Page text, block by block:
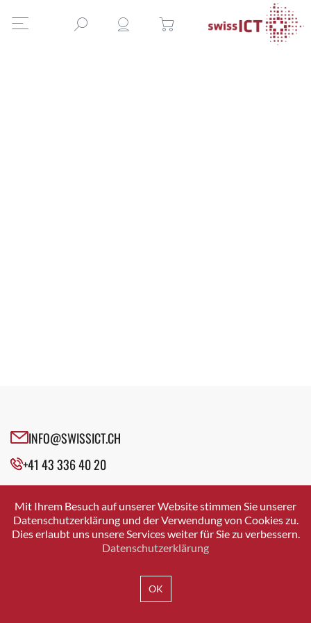
INFO@SWISSICT.CH
+41 43 336 40 20
SWISSICT
VULKANSTRASSE 120
8048 ZURICH
Mit Ihrem Besuch auf unserer Website stimmen Sie unserer
Datenschutzerklärung und der Verwendung von Cookies zu.
Dies erlaubt uns unsere Services weiter für Sie zu verbessern.
Datenschutzerklärung
OK